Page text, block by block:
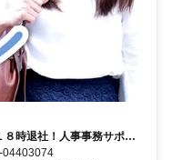
時退社！人事事務サポー